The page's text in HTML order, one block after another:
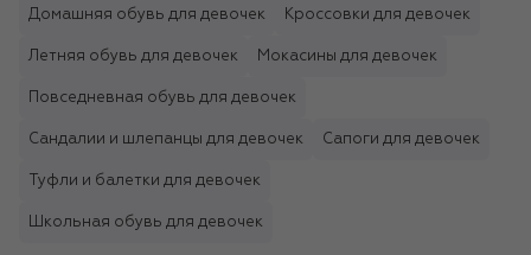
Домашняя обувь для девочек Кроссовки для девочек
Летняя обувь для девочек Мокасины для девочек
Повседневная обувь для девочек
Сандалии и шлепанцы для девочек Сапоги для девочек
Туфли и балетки для девочек
Школьная обувь для девочек